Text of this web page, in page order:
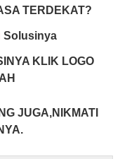
TERDEKAT?
Solusinya
KLIK LOGO
JUGA,NIKMATI